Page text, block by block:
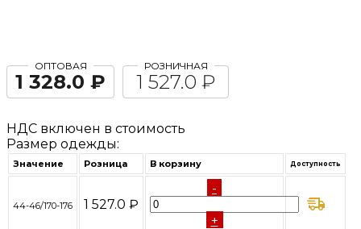
ОПТОВАЯ
1 328.0 ₽
РОЗНИЧНАЯ
1 527.0 ₽
НДС включен в стоимость
Размер одежды:
Значение Розница В корзину Доступность
44-46/170-176 1 527.0 ₽
-
+